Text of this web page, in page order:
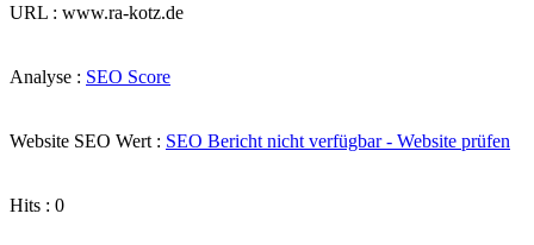
URL : www.ra-kotz.de
Analyse : SEO Score
Website SEO Wert : SEO Bericht nicht verfügbar - Website prüfen
Hits : 0